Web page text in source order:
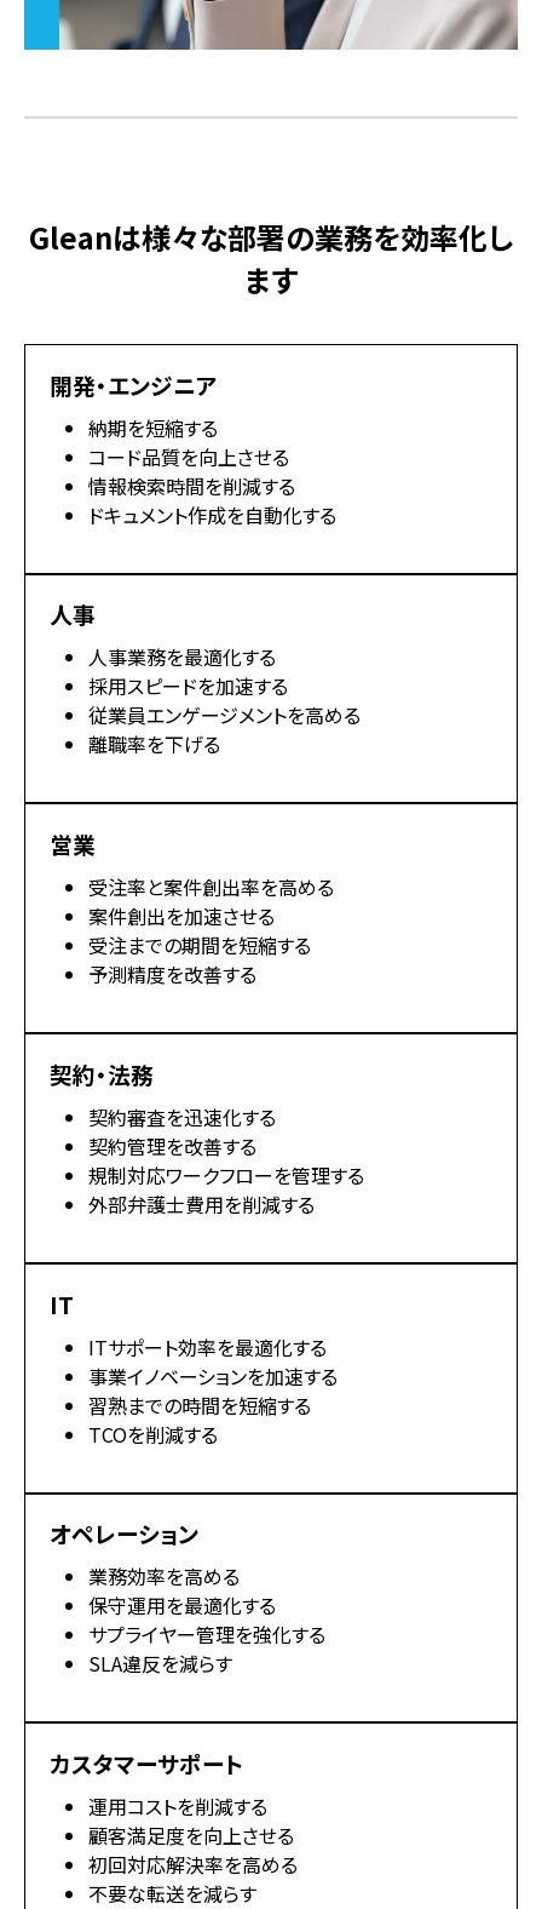
Gleanは様々な部署の業務を効率化し
ます
開発・エンジニア
納期を短縮する
コード品質を向上させる
情報検索時間を削減する
ドキュメント作成を自動化する
人事
人事業務を最適化する
採用スピードを加速する
従業員エンゲージメントを高める
離職率を下げる
営業
受注率と案件創出率を高める
案件創出を加速させる
受注までの期間を短縮する
予測精度を改善する
契約・法務
契約審査を迅速化する
契約管理を改善する
規制対応ワークフローを管理する
外部弁護士費用を削減する
IT
ITサポート効率を最適化する
事業イノベーションを加速する
習熟までの時間を短縮する
TCOを削減する
オペレーション
業務効率を高める
保守運用を最適化する
サプライヤー管理を強化する
SLA違反を減らす
カスタマーサポート
運用コストを削減する
顧客満足度を向上させる
初回対応解決率を高める
不要な転送を減らす